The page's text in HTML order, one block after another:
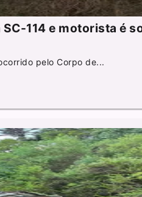
114 e motorista é
pelo Corpo de...